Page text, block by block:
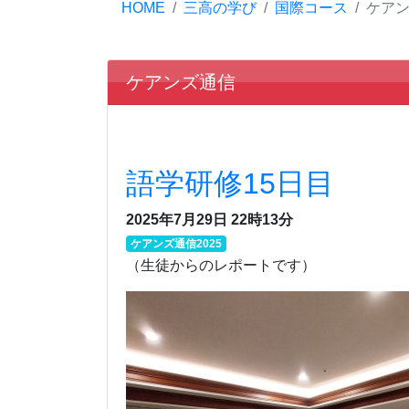
HOME 三高の学び 国際コース ケア
ケアンズ通信
語学研修15日目
2025年7月29日 22時13分
ケアンズ通信2025
（生徒からのレポートです）